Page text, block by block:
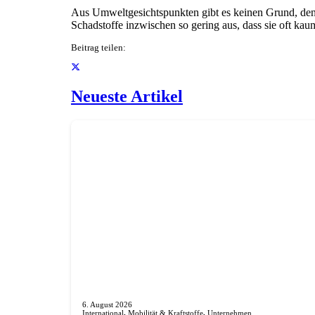
Aus Umweltgesichtspunkten gibt es keinen Grund,
Schadstoffe inzwischen so gering aus, dass sie oft
Beitrag teilen:
Neueste Artikel
6. August 2026
International, Mobilität & Kraftstoffe, Unternehmen